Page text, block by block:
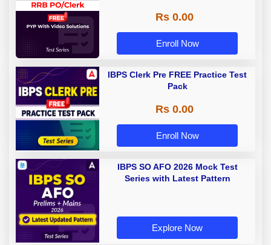
Rs 0.00
Enroll Now
IBPS Clerk Pre FREE Practice Test
Pack
Rs 0.00
Enroll Now
IBPS SO AFO 2026 Mock Test
Series with Latest Pattern
Explore Now